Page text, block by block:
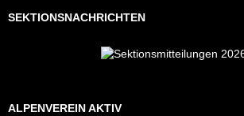
SEKTIONSNACHRICHTEN
ALPENVEREIN AKTIV